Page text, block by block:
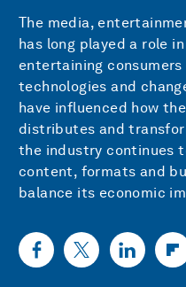
The media,
has long played a role
entertaining
technologies and
have influenced how
distributes and
the industry continues
content, formats and
balance its economic